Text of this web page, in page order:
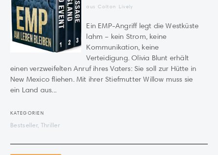
aus Colton Lively
Ein EMP-Angriff legt die Westküste
lahm – kein Strom, keine
Kommunikation, keine
Verteidigung. Olivia Blunt erhält
einen verzweifelten Anruf ihres Vaters: Sie soll zur Hütte in
New Mexico fliehen. Mit ihrer Stiefmutter Willow muss sie
ein Land aus...
KATEGORIEN
Bestseller, Thriller